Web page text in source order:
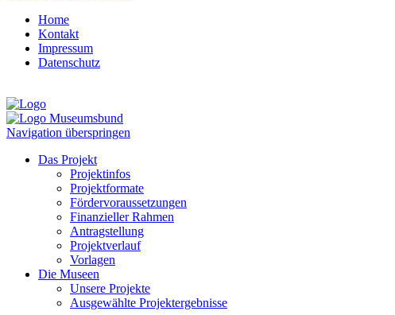
Home
Kontakt
Impressum
Datenschutz
Navigation überspringen
Das Projekt
Projektinfos
Projektformate
Fördervoraussetzungen
Finanzieller Rahmen
Antragstellung
Projektverlauf
Vorlagen
Die Museen
Unsere Projekte
Ausgewählte Projektergebnisse